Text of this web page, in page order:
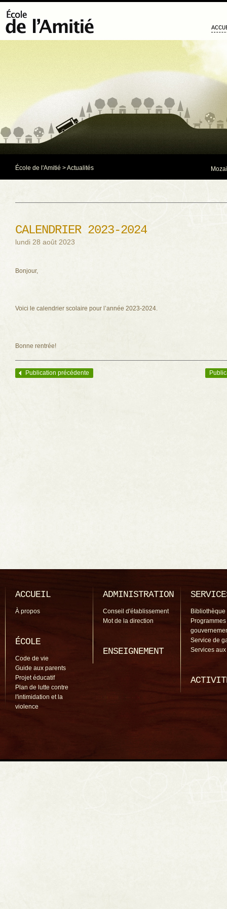
École de l'Amitié >Actualités
CALENDRIER 2023-2024
lundi 28 août 2023
Bonjour,
Voici le calendrier scolaire pour l’année 2023-2024.
Bonne rentrée!
Navigation des articles
Publication précédente
ACCUEIL
À propos
ÉCOLE
Code de vie
Guide aux parents
Projet éducatif
Plan de lutte contre
l'intimidation et la
violence
ADMINISTRATION
Conseil d'établissement
Mot de la direction
ENSEIGNEMENT
Bibliothèque
Programmes
Service de
Services